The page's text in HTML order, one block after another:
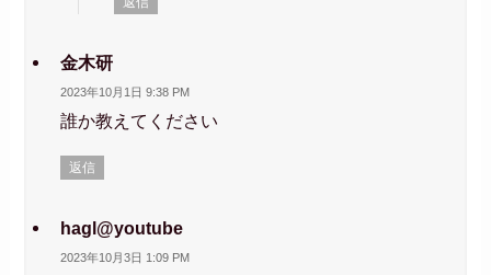
金木研
2023年10月1日 9:38 PM
誰か教えてください
返信
hagl@youtube
2023年10月3日 1:09 PM